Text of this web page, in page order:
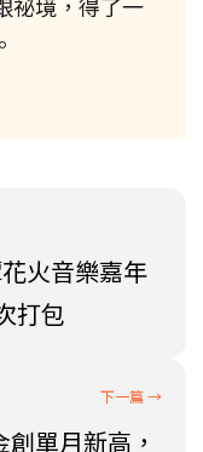
祕境，得了一
火音樂嘉年
打包
單月新高，